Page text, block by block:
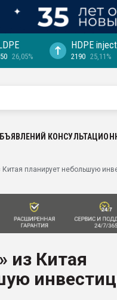
26,05%
HDPE
2190 25,11%
планирует небольшую
из Китая